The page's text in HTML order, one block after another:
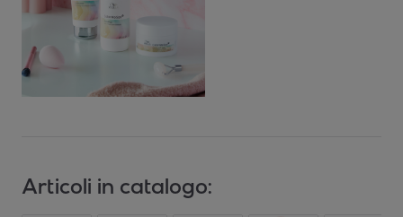
Articoli in catalogo: